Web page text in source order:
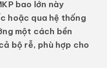
bao lớn này
hoặc qua hệ thống
một cách bền
bộ rễ, phù hợp cho